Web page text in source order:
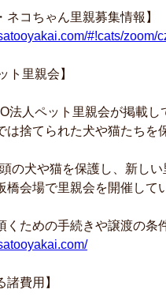
ネコちゃん里親募集情報】
#!cats/zoom/
ト里親会】
法人ペット里親会が掲載し
は捨てられた犬や猫たちを
の犬や猫を保護し、新し
橋会場で里親会を開催して
くための手続きや譲渡の条
諸費用】